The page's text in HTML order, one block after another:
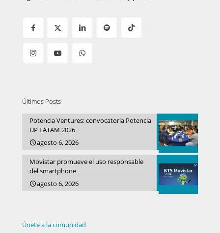
Últimos Posts
Potencia Ventures: convocatoria Potencia
UP LATAM 2026
agosto 6, 2026
Movistar promueve el uso responsable
del smartphone
agosto 6, 2026
Únete a la comunidad